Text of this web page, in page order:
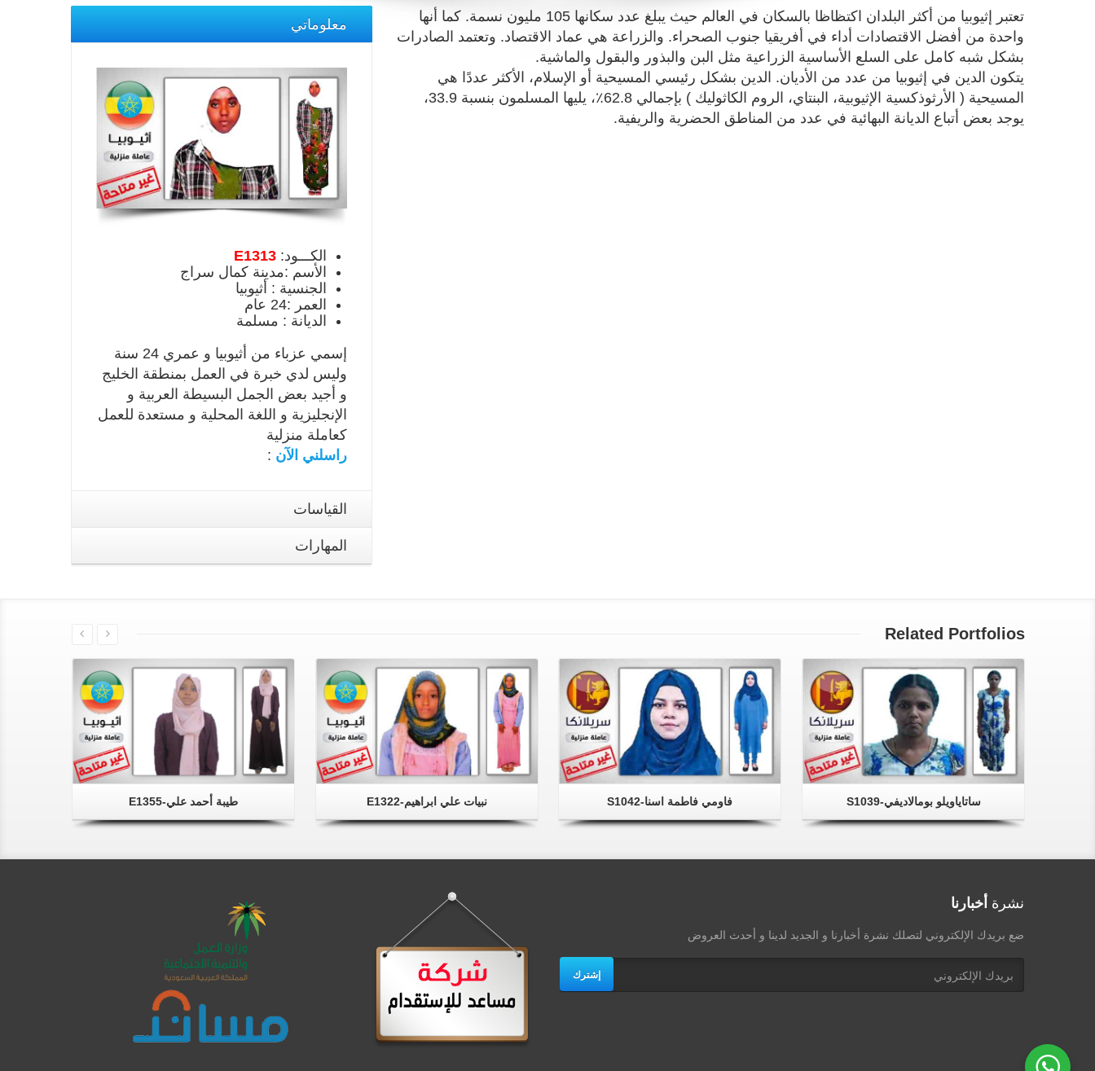
معلوماتي
الكـــود: E1313
الأسم :مدينة كمال سراج
الجنسية : أثيوبيا
العمر :24 عام
الديانة : مسلمة
إسمي
عزباء من أثيوبيا و عمري 24 سنة
وليس لدي خبرة في العمل بمنطقة الخليج
و أجيد بعض الجمل البسيطة العربية و
الإنجليزية و اللغة المحلية و مستعدة للعمل
كعاملة منزلية
راسلني الآن :
القياسات
المهارات
تعتبر إثيوبيا من أكثر البلدان اكتظاظا بالسكان في العالم حيث يبلغ عدد سكانها 105 مليون نسمة. كما أنها
واحدة من أفضل الاقتصادات أداء في أفريقيا جنوب الصحراء. والزراعة هي عماد الاقتصاد. وتعتمد الصادرات
بشكل شبه كامل على السلع الأساسية الزراعية مثل البن والبذور والبقول والماشية.
يتكون الدين في إثيوبيا من عدد من الأديان. الدين بشكل رئيسي المسيحية أو الإسلام، الأكثر عددًا هي
المسيحية ( الأرثوذكسية الإثيوبية، البنتاي، الروم الكاثوليك ) بإجمالي 62.8٪، يليها المسلمون بنسبة 33.9،
يوجد بعض أتباع الديانة البهائية في عدد من المناطق الحضرية والريفية.
Related Portfolios
طيبة أحمد علي-E1355 نبيات علي ابراهيم-E1322 فاومي فاطمة اسنا-S1042 ساتاياويلو بومالاديفي-S1039
نشرة أخبارنا
ضع بريدك الإلكتروني لتصلك نشرة أخبارنا و الجديد لدينا و أحدث العروض
إشترك